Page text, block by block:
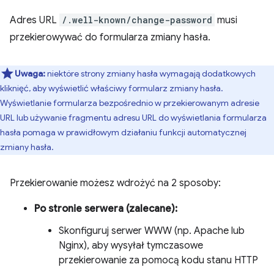
Adres URL /.well-known/change-password musi
przekierowywać do formularza zmiany hasła.
Uwaga:niektóre strony zmiany hasła wymagają dodatkowych
kliknięć, aby wyświetlić właściwy formularz zmiany hasła.
Wyświetlanie formularza bezpośrednio w przekierowanym adresie
URL lub używanie fragmentu adresu URL do wyświetlania formularza
hasła pomaga w prawidłowym działaniu funkcji automatycznej
zmiany hasła.
Przekierowanie możesz wdrożyć na 2 sposoby:
Po stronie serwera (zalecane):
Skonfiguruj serwer WWW (np. Apache lub
Nginx), aby wysyłał tymczasowe
przekierowanie za pomocą kodu stanu HTTP